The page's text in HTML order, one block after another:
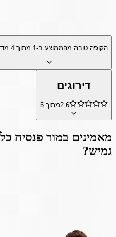
הקופה טובה מהממוצע ב-1 מתוך 4
דירוגים
2.6מתוך 5
מאמינים במור פנסיה
גמיש?